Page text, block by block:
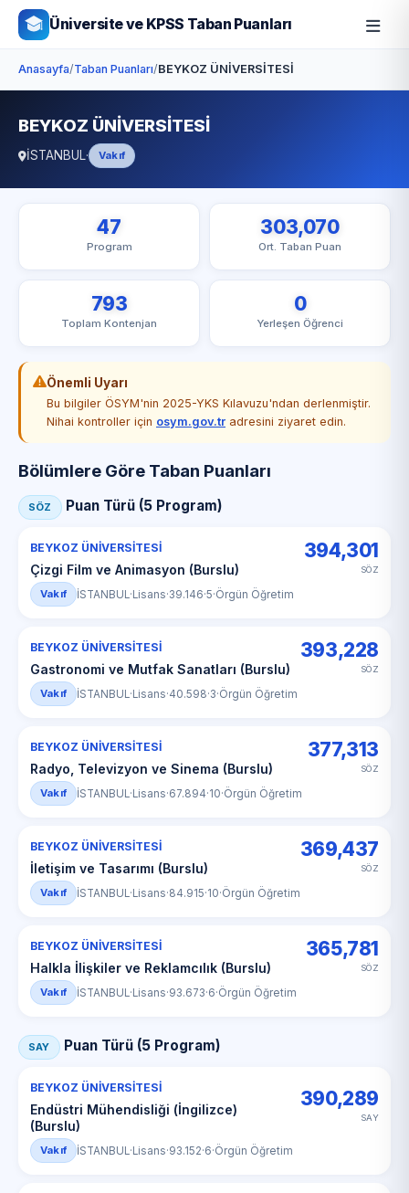
Üniversite ve KPSS Taban Puanları
Anasayfa/Taban Puanları/BEYKOZ ÜNİVERSİTESİ
BEYKOZ ÜNİVERSİTESİ
İSTANBUL· Vakıf
47
Program
303,070
Ort. Taban Puan
793
Toplam Kontenjan
0
Yerleşen Öğrenci
Önemli Uyarı
Bu bilgiler ÖSYM'nin 2025-YKS Kılavuzu'ndan derlenmiştir.
Nihai kontroller için osym.gov.tr adresini ziyaret edin.
Bölümlere Göre Taban Puanları
SÖZ Puan Türü (5 Program)
BEYKOZ ÜNİVERSİTESİ
Çizgi Film ve Animasyon (Burslu)
394,301
SÖZ
Vakıf İSTANBUL ·Lisans·39.146·5·Örgün Öğretim
BEYKOZ ÜNİVERSİTESİ
Gastronomi ve Mutfak Sanatları (Burslu)
393,228
SÖZ
Vakıf İSTANBUL ·Lisans·40.598·3·Örgün Öğretim
BEYKOZ ÜNİVERSİTESİ
Radyo, Televizyon ve Sinema (Burslu)
377,313
SÖZ
Vakıf İSTANBUL ·Lisans·67.894·10·Örgün Öğretim
BEYKOZ ÜNİVERSİTESİ
İletişim ve Tasarımı (Burslu)
369,437
SÖZ
Vakıf İSTANBUL ·Lisans·84.915·10·Örgün Öğretim
BEYKOZ ÜNİVERSİTESİ
Halkla İlişkiler ve Reklamcılık (Burslu)
365,781
SÖZ
Vakıf İSTANBUL ·Lisans·93.673·6·Örgün Öğretim
SAY Puan Türü (5 Program)
BEYKOZ ÜNİVERSİTESİ
Endüstri Mühendisliği (İngilizce)
(Burslu)
390,289
SAY
Vakıf İSTANBUL ·Lisans·93.152·6·Örgün Öğretim